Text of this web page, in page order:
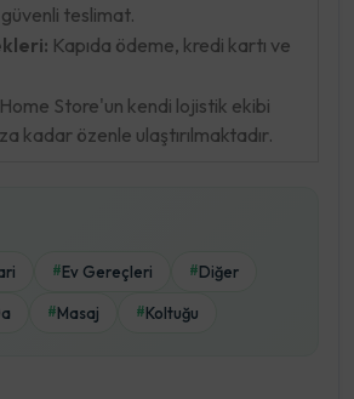
güvenli teslimat.
Kapıda ödeme, kredi kartı ve
Store'un kendi lojistik ekibi
kadar özenle ulaştırılmaktadır.
#Ev Gereçleri #Diğer
#Masaj #Koltuğu